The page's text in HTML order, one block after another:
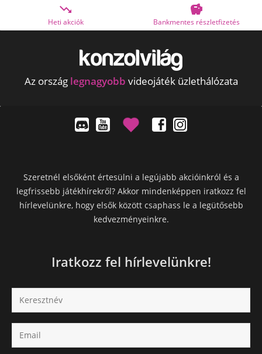
Bankmentes részletfizetés OTP Online Áruhitel
Az ország legnagyobb videojáték üzlethálózata
Szeretnél elsőként értesülni a legújabb akcióinkról és a
legfrissebb játékhírekről? Akkor mindenképpen iratkozz fel
hírlevelünkre, hogy elsők között csaphass le a legütősebb
kedvezményeinkre.
Iratkozz fel hírlevelünkre!